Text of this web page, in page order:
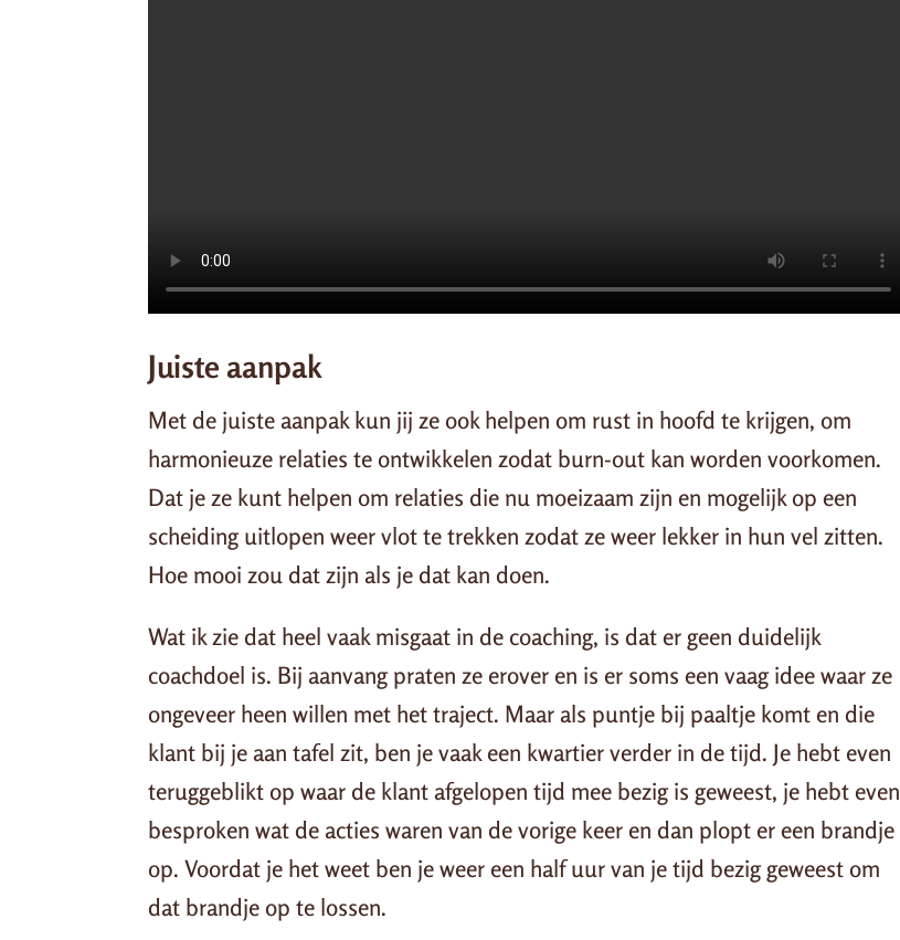
Juiste aanpak
Met de juiste aanpak kun jij ze ook helpen om rust in hoofd te krijgen, om
harmonieuze relaties te ontwikkelen zodat burn-out kan worden voorkomen.
Dat je ze kunt helpen om relaties die nu moeizaam zijn en mogelijk op een
scheiding uitlopen weer vlot te trekken zodat ze weer lekker in hun vel zitten.
Hoe mooi zou dat zijn als je dat kan doen.
Wat ik zie dat heel vaak misgaat in de coaching, is dat er geen duidelijk
coachdoel is. Bij aanvang praten ze erover en is er soms een vaag idee waar ze
ongeveer heen willen met het traject. Maar als puntje bij paaltje komt en die
klant bij je aan tafel zit, ben je vaak een kwartier verder in de tijd. Je hebt even
teruggeblikt op waar de klant afgelopen tijd mee bezig is geweest, je hebt even
besproken wat de acties waren van de vorige keer en dan plopt er een brandje
op. Voordat je het weet ben je weer een half uur van je tijd bezig geweest om
dat brandje op te lossen.